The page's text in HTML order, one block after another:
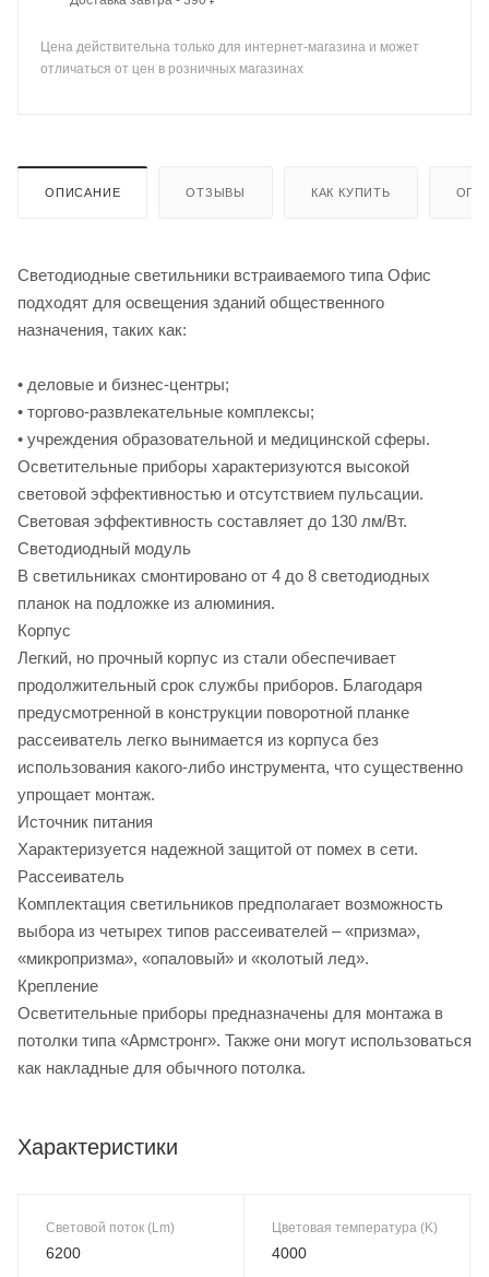
Цена действительна только для интернет-магазина и может
отличаться от цен в розничных магазинах
ОПИСАНИЕ ОТЗЫВЫ КАК КУПИТЬ
Светодиодные светильники встраиваемого типа Офис
подходят для освещения зданий общественного
назначения, таких как:
• деловые и бизнес-центры;
• торгово-развлекательные комплексы;
• учреждения образовательной и медицинской сферы.
Осветительные приборы характеризуются высокой
световой эффективностью и отсутствием пульсации.
Световая эффективность составляет до 130 лм/Вт.
Светодиодный модуль
В светильниках смонтировано от 4 до 8 светодиодных
планок на подложке из алюминия.
Корпус
Легкий, но прочный корпус из стали обеспечивает
продолжительный срок службы приборов. Благодаря
предусмотренной в конструкции поворотной планке
рассеиватель легко вынимается из корпуса без
использования какого-либо инструмента, что существенно
упрощает монтаж.
Источник питания
Характеризуется надежной защитой от помех в сети.
Рассеиватель
Комплектация светильников предполагает возможность
выбора из четырех типов рассеивателей – «призма»,
«микропризма», «опаловый» и «колотый лед».
Крепление
Осветительные приборы предназначены для монтажа в
потолки типа «Армстронг». Также они могут использоваться
как накладные для обычного потолка.
Характеристики
Световой поток (Lm)
6200
Цветовая температура (K)
4000